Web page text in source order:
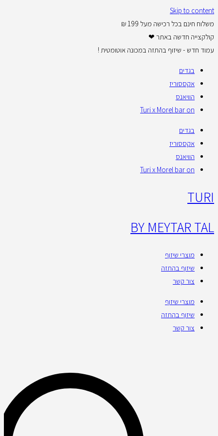
Skip to content
משלוח חינם בכל רכישה מעל 199 ₪
קולקצייה חדשה באתר ❤
עמוד חדש - שיזוף בהתזה במכונה אוטומטית !
בגדים
אקססוריז
הוויאנס
Turi x Morel bar on
בגדים
אקססוריז
הוויאנס
Turi x Morel bar on
TURI
BY MEYTAR TAL
מוצרי שיזוף
שיזוף בהתזה
צור קשר
מוצרי שיזוף
שיזוף בהתזה
צור קשר